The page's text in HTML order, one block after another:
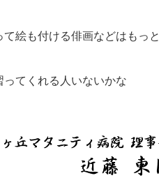
絵も付ける俳画などはもっと
てくれる人いないかな